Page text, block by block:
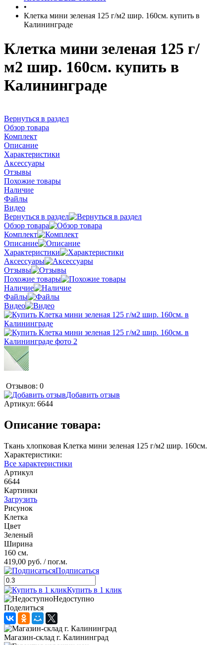
•
Клетка мини зеленая 125 г/м2 шир. 160см. купить в
Калининграде
Клетка мини зеленая 125 г/
м2 шир. 160см. купить в
Калининграде
Вернуться в раздел
Обзор товара
Комплект
Описание
Характеристики
Аксессуары
Отзывы
Похожие товары
Наличие
Файлы
Видео
Вернуться в раздел
Обзор товара
Комплект
Описание
Характеристики
Аксессуары
Отзывы
Похожие товары
Наличие
Файлы
Видео
Отзывов: 0
Добавить отзыв
Артикул: 6644
Описание товара:
Ткань хлопковая Клетка мини зеленая 125 г/м2 шир. 160см.
Характеристики:
Все характеристики
Артикул
6644
Картинки
Загрузить
Рисунок
Клетка
Цвет
Зеленый
Ширина
160 см.
419,00 руб. / пог.м.
Подписаться
Купить в 1 клик
Недоступно
Поделиться
Магазин-склад г. Калининград